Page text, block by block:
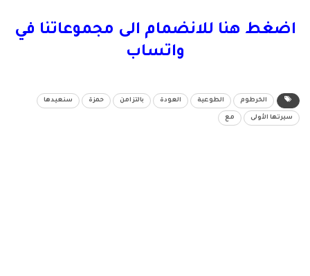
اضغط هنا للانضمام الى مجموعاتنا في
واتساب
الخرطوم الطوعية العودة بالتزامن حمزة سنعيدها
سيرتها الأولى مع